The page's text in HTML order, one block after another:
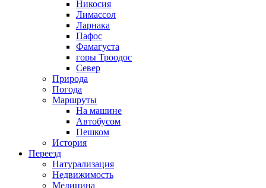
Никосия
Лимассол
Ларнака
Пафос
Фамагуста
горы Троодос
Север
Природа
Погода
Маршруты
На машине
Автобусом
Пешком
История
Переезд
Натурализация
Недвижимость
Медицина